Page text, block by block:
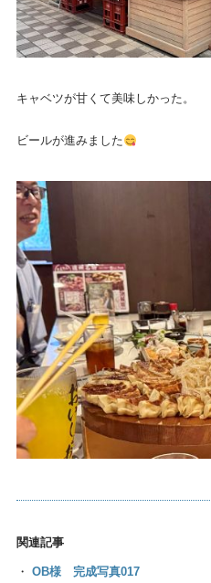
キャベツが甘くて美味しかった。
ビールが進みました
関連記事
・ OB様 完成写真017